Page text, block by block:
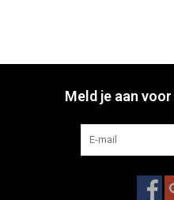
Meld je aan